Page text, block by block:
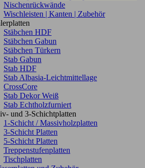
Nischenrückwände
Wischleisten | Kanten | Zubehör
Stäbchen HDF
Stäbchen Gabun
Stäbchen Türkern
Stab Gabun
Stab HDF
Stab Albasia-Leichtmittellage
CrossCore
Stab Dekor Weiß
Stab Echtholzfurniert
und 3-Schichtplatten
1-Schicht / Massivholzplatten
3-Schicht Platten
5-Schicht Platten
Treppenstufenplatten
Tischplatten